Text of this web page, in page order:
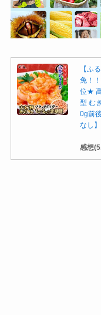
【ふ
免！
位★
型 む
0g前
なし】
感想